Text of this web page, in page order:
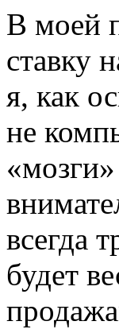
В моей
ставку
я, как
не
всегда
будет